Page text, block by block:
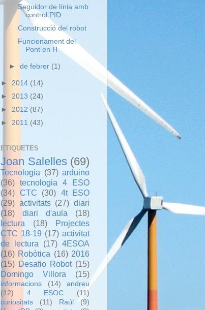
Seguidor de línia amb
control PID
Construcció del robot
Funcionament del
Pont en H
►de febrer (1)
► 2014 (14)
► 2013 (24)
► 2012 (87)
► 2011 (43)
ETIQUETES
Joan Salelles (69)
Tecnologia (37) arduino
(36) tecnologia 4 ESO
(34) CTC (30) 4t ESO
(29) activitats (27) diari
(18)
diari d'aula
(18)
lectura
(18)
Projectes
CTC 18-19 (17) activitat
de lectura
(17) 4ESOA
(16) Robòtica (16) 2016
(15) Desafio Robot (15)
Domingo Villora
(15)
informacions (14)
andreu
(12)
4 ESOC
(11)
curiositats
(11) Raúl
(9)